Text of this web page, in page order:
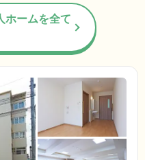
ホームを全て